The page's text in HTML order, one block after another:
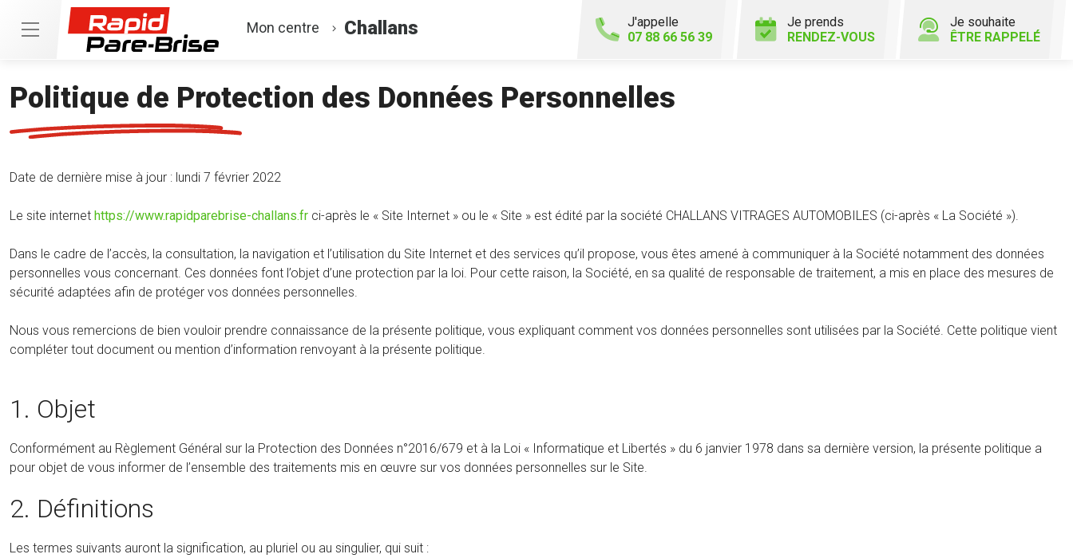
Mon centre Challans
J'appelle
07 88 66 56 39
Je prends
RENDEZ-VOUS
Je souhaite
ÊTRE RAPPELÉ
Politique de Protection des Données Personnelles
Date de dernière mise à jour : lundi 7 février 2022
Le site internet https://www.rapidparebrise-challans.fr ci-après le « Site Internet » ou le « Site » est édité par la société CHALLANS VITRAGES AUTOMOBILES (ci-après « La Société »).
Dans le cadre de l’accès, la consultation, la navigation et l’utilisation du Site Internet et des services qu’il propose, vous êtes amené à communiquer à la Société notamment des données
personnelles vous concernant. Ces données font l’objet d’une protection par la loi. Pour cette raison, la Société, en sa qualité de responsable de traitement, a mis en place des mesures de
sécurité adaptées afin de protéger vos données personnelles.
Nous vous remercions de bien vouloir prendre connaissance de la présente politique, vous expliquant comment vos données personnelles sont utilisées par la Société. Cette politique vient
compléter tout document ou mention d’information renvoyant à la présente politique.
1. Objet
Conformément au Règlement Général sur la Protection des Données n°2016/679 et à la Loi « Informatique et Libertés » du 6 janvier 1978 dans sa dernière version, la présente politique a
pour objet de vous informer de l’ensemble des traitements mis en œuvre sur vos données personnelles sur le Site.
2. Définitions
Les termes suivants auront la signification, au pluriel ou au singulier, qui suit :